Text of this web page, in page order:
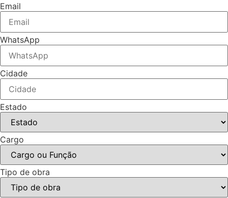
Email
WhatsApp
Cidade
Estado
Cargo
Tipo de obra